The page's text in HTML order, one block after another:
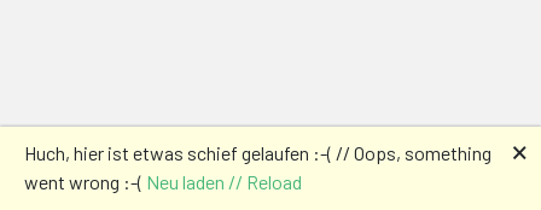
Huch, hier ist etwas schief gelaufen :-( // Oops, something
went wrong :-( Neu laden // Reload
🗙